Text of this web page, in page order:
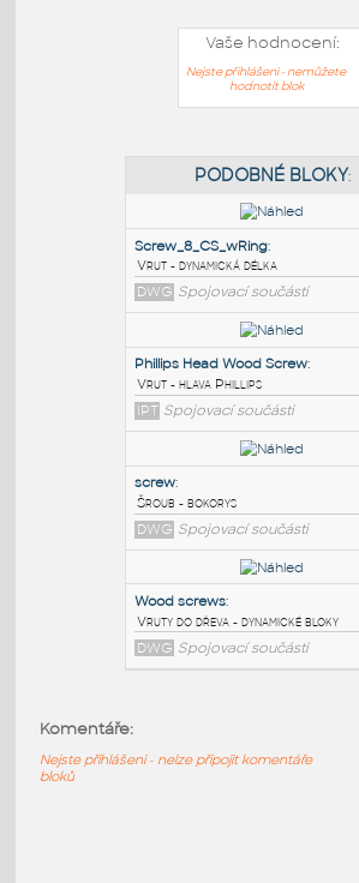
Vaše hodnocení:
Nejste přihlášeni - nemůžete
hodnotit blok
PODOBNÉ
Screw_8_CS_wRing:
Vrut - dynamická délka
DWG
Phillips Head Wood Screw
Vrut - hlava Phillips
IPT Spojovací součásti
DWG Spojovací součásti
Komentáře:
Nejste přihlášeni - nelze připojit komentáře
bloků